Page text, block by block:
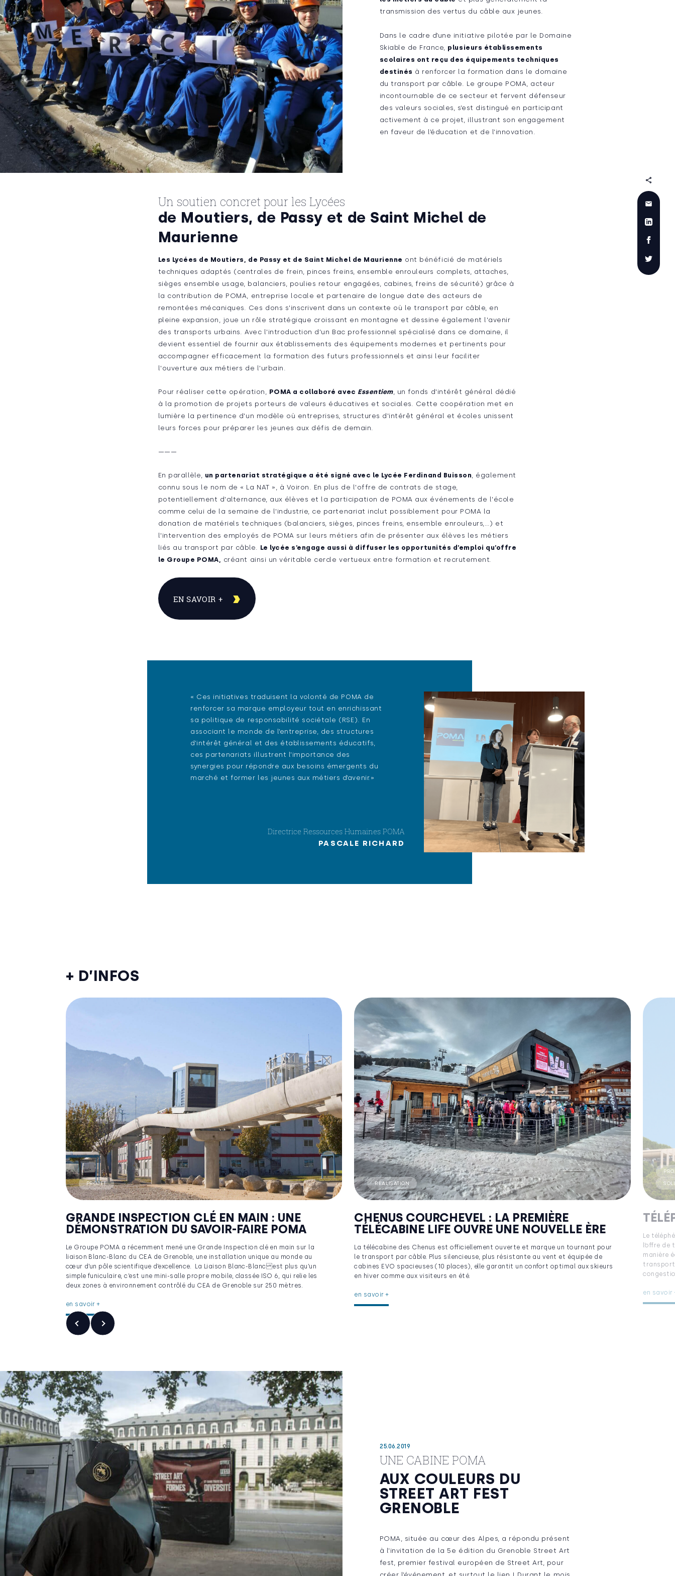
transmission des vertus du câble aux jeunes.
Dans le cadre d’une initiative pilotée par le Domaine
Skiable de France, plusieurs établissements
scolaires ont reçu des équipements techniques
destinés à renforcer la formation dans le domaine
du transport par câble. Le groupe POMA, acteur
incontournable de ce secteur et fervent défenseur
des valeurs sociales, s’est distingué en participant
activement à ce projet, illustrant son engagement
en faveur de l’éducation et de l’innovation.
Un soutien concret pour les Lycées
de Moutiers, de Passy et de Saint Michel de
Maurienne
Les Lycées de Moutiers, de Passy et de Saint Michel de Maurienne ont bénéficié de matériels
techniques adaptés (centrales de frein, pinces freins, ensemble enrouleurs complets, attaches,
sièges ensemble usage, balanciers, poulies retour engagées, cabines, freins de sécurité) grâce à
la contribution de POMA, entreprise locale et partenaire de longue date des acteurs de
remontées mécaniques. Ces dons s'inscrivent dans un contexte où le transport par câble, en
pleine expansion, joue un rôle stratégique croissant en montagne et dessine également l'avenir
des transports urbains. Avec l'introduction d'un Bac professionnel spécialisé dans ce domaine, il
devient essentiel de fournir aux établissements des équipements modernes et pertinents pour
accompagner efficacement la formation des futurs professionnels et ainsi leur faciliter
l'ouverture aux métiers de l'urbain.
Pour réaliser cette opération, POMA a collaboré avec Essentiem, un fonds d'intérêt général dédié
à la promotion de projets porteurs de valeurs éducatives et sociales. Cette coopération met en
lumière la pertinence d'un modèle où entreprises, structures d'intérêt général et écoles unissent
leurs forces pour préparer les jeunes aux défis de demain.
———
En parallèle, un partenariat stratégique a été signé avec le Lycée Ferdinand Buisson, également
connu sous le nom de « La NAT », à Voiron. En plus de l'offre de contrats de stage,
potentiellement d'alternance, aux élèves et la participation de POMA aux événements de l'école
comme celui de la semaine de l'industrie, ce partenariat inclut possiblement pour POMA la
donation de matériels techniques (balanciers, sièges, pinces freins, ensemble enrouleurs,…) et
l'intervention des employés de POMA sur leurs métiers afin de présenter aux élèves les métiers
liés au transport par câble. Le lycée s’engage aussi à diffuser les opportunités d’emploi qu’offre
le Groupe POMA, créant ainsi un véritable cercle vertueux entre formation et recrutement.
EN SAVOIR +
« Ces initiatives traduisent la volonté de POMA de
renforcer sa marque employeur tout en enrichissant
sa politique de responsabilité sociétale (RSE). En
associant le monde de l’entreprise, des structures
d’intérêt général et des établissements éducatifs,
ces partenariats illustrent l’importance des
synergies pour répondre aux besoins émergents du
marché et former les jeunes aux métiers d’avenir.»
Directrice Ressources Humaines POMA
PASCALE RICHARD
+ D’INFOS
PROJET
GRANDE INSPECTION CLÉ EN MAIN : UNE
DÉMONSTRATION DU SAVOIR-FAIRE POMA
Le Groupe POMA a récemment mené une Grande Inspection clé en main sur la
liaison Blanc-Blanc du CEA de Grenoble, une installation unique au monde au
cœur d’un pôle scientifique d’excellence. La Liaison Blanc-Blanc est plus qu’un
simple funiculaire, c’est une mini-salle propre mobile, classée ISO 6, qui relie les
deux zones à environnement contrôlé du CEA de Grenoble sur 250 mètres.
en savoir +
RÉALISATION
CHENUS COURCHEVEL : LA PREMIÈRE
TÉLÉCABINE LIFE OUVRE UNE NOUVELLE ÈRE
La télécabine des Chenus est officiellement ouverte et marque un tournant pour
le transport par câble. Plus silencieuse, plus résistante au vent et équipée de
cabines EVO spacieuses (10 places), elle garantit un confort optimal aux skieurs
en hiver comme aux visiteurs en été.
en savoir +
Le
l’offre
manière
en savoir
25.06.2019
UNE CABINE POMA
AUX COULEURS DU
STREET ART FEST
GRENOBLE
POMA, située au cœur des Alpes, a répondu présent
à l’invitation de la 5e édition du Grenoble Street Art
fest, premier festival européen de Street Art, pour